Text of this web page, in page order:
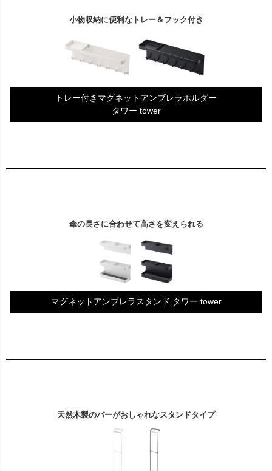
小物収納に便利なトレー＆フック付き
トレー付きマグネットアンブレラホルダー
タワー tower
傘の長さに合わせて高さを変えられる
マグネットアンブレラスタンド タワー tower
天然木製のバーがおしゃれなスタンドタイプ